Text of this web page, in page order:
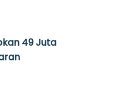
49 Juta